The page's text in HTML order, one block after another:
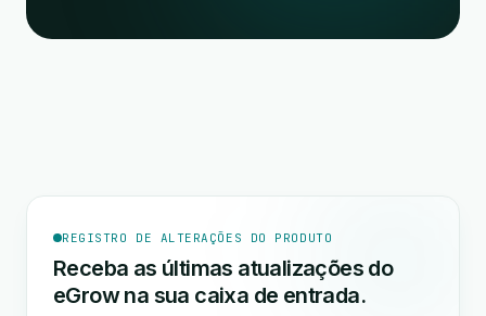
REGISTRO DE ALTERAÇÕES DO PRODUTO
Receba as últimas atualizações do
eGrow na sua caixa de entrada.